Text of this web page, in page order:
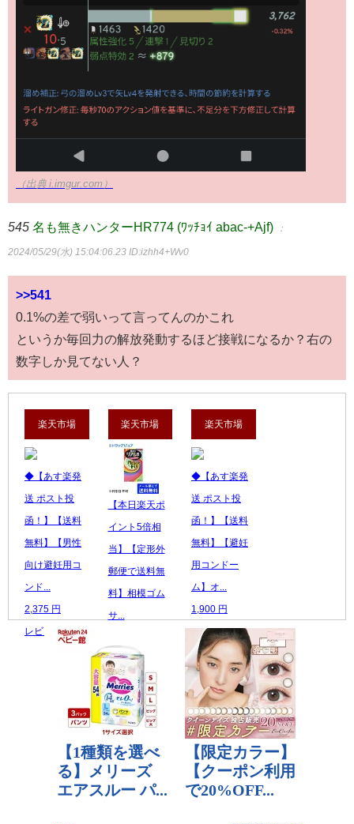
（出典 i.imgur.com）
545 名も無きハンターHR774 (ﾜｯﾁｮｲ abac-+Ajf) ：
2024/05/29(水) 15:04:06.23 ID:izhh4+Wv0
>>541
0.1%の差で弱いって言ってんのかこれ
というか毎回力の解放発動するほど接戦になるか？右の
数字しか見てない人？
楽天市場
◆【あす楽発
送 ポスト投
函！】【送料
無料】【男性
向け避妊用コ
ンド...
2,375 円
レビュー数：0
楽天市場
【本日楽天ポ
イント5倍相
当】【定形外
郵便で送料無
料】相模ゴム
サ...
レビュー数：0
楽天市場
◆【あす楽発
送 ポスト投
函！】【送料
無料】【避妊
用コンドー
ム】オ...
1,900 円
レビュー数：0